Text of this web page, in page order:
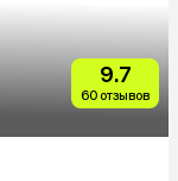
9.7
60 отзывов